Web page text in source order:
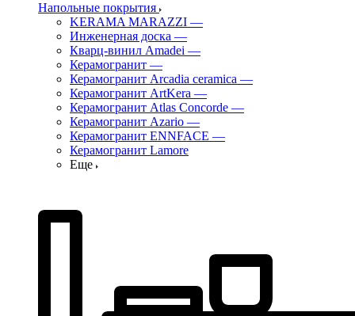
Напольные покрытия
KERAMA MARAZZI —
Инженерная доска —
Кварц-винил Amadei —
Керамогранит —
Керамогранит Arcadia ceramica —
Керамогранит ArtKera —
Керамогранит Atlas Concorde —
Керамогранит Azario —
Керамогранит ENNFACE —
Керамогранит Lamore
Еще